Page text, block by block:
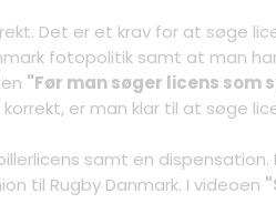
Det er et krav for at søge
fotopolitik samt at man
"Før man søger licens som
er man klar til at søge
samt en
til Rugby Danmark. I videoen